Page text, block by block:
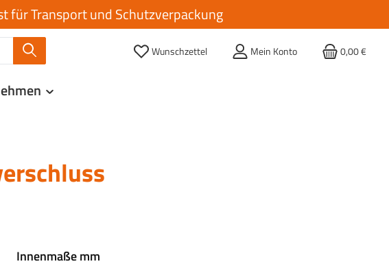
für Transport und Schutzverpackung
Wunschzettel Mein Konto 0,00 €
Innenmaße mmauswählen